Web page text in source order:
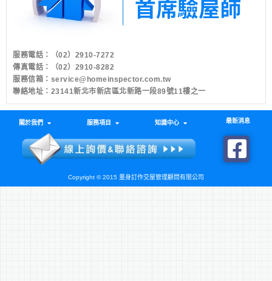
服務電話：
（02）2910-7272
傳真電話：（02）2910-8282
服務信箱： service@homeinspector.com.tw
聯絡地址：23141新北市新店區北新路一段89號11樓之一
關於我們 服務項目 知識中心 最新消息
Copyright © 2015 量身訂作交屋管理顧問有限公司